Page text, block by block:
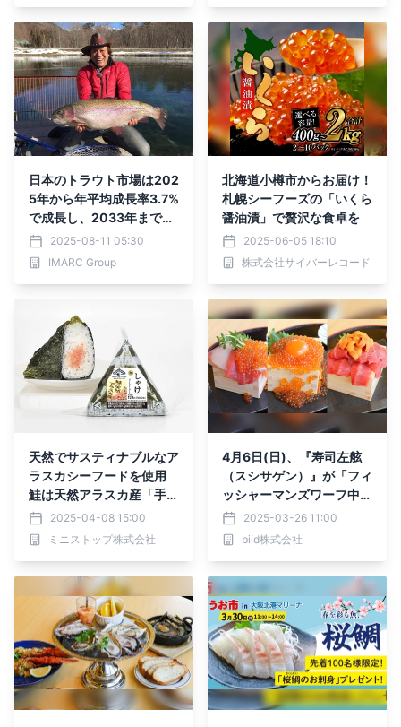
日本のトラウト市場は202
5年から年平均成長率3.7%
で成長し、2033年までに
12億1,160万米ドルに達す
ると予想されています
2025-08-11 05:30
IMARC Group
北海道小樽市からお届け！
札幌シーフーズの「いくら
醤油漬」で贅沢な食卓を
2025-06-05 18:10
株式会社サイバーレコード
天然でサスティナブルなア
ラスカシーフードを使用
鮭は天然アラスカ産「手巻
しゃけ（大麦入り）」 ４
月８日（火）新発売
2025-04-08 15:00
ミニストップ株式会社
4月6日(日)、『寿司左舷
（スシサゲン）』が「フィ
ッシャーマンズワーフ中之
島GATE」内にプレオープ
ン！関西近海の新鮮魚介を
豪快に楽しむお寿司と海鮮
2025-03-26 11:00
biid株式会社